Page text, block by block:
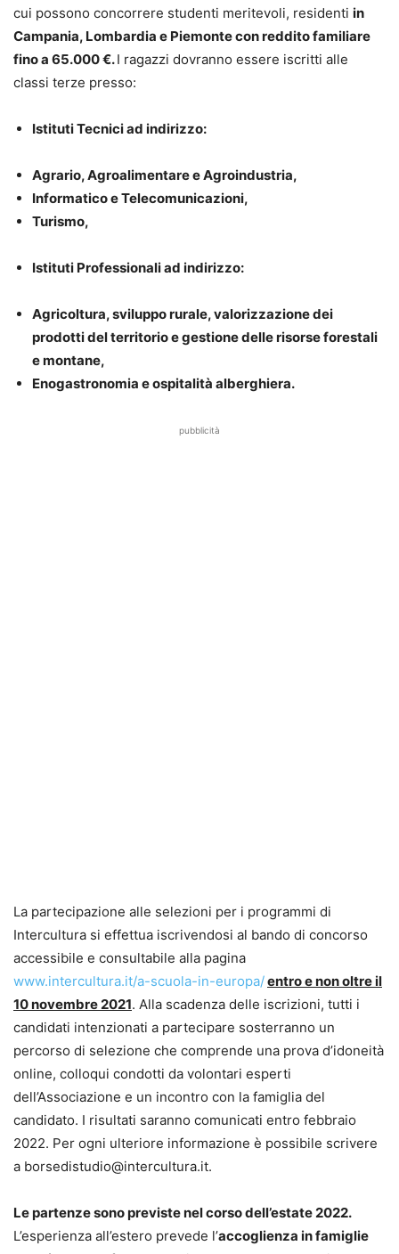
cui possono concorrere studenti meritevoli, residenti in
Campania, Lombardia e Piemonte con reddito familiare
fino a 65.000 €.I ragazzi dovranno essere iscritti alle
classi terze presso:
Istituti Tecnici ad indirizzo:
Agrario, Agroalimentare e Agroindustria,
Informatico e Telecomunicazioni,
Turismo,
Istituti Professionali ad indirizzo:
Agricoltura, sviluppo rurale, valorizzazione dei
prodotti del territorio e gestione delle risorse forestali
e montane,
Enogastronomia e ospitalità alberghiera.
pubblicità
La partecipazione alle selezioni per i programmi di
Intercultura si effettua iscrivendosi al bando di concorso
accessibile e consultabile alla pagina
www.intercultura.it/a-scuola-in-europa/entro e non oltre il
10 novembre 2021. Alla scadenza delle iscrizioni, tutti i
candidati intenzionati a partecipare sosterranno un
percorso di selezione che comprende una prova d’idoneità
online, colloqui condotti da volontari esperti
dell’Associazione e un incontro con la famiglia del
candidato. I risultati saranno comunicati entro febbraio
2022. Per ogni ulteriore informazione è possibile scrivere
a borsedistudio@intercultura.it.
Le partenze sono previste nel corso dell’estate 2022.
L’esperienza all’estero prevede l’accoglienza in famiglie